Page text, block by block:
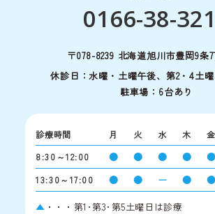
0166-38-
〒078-8239 北海道旭川市豊岡9条
休診日：水曜・土曜午後、第2・4土
駐車場：6台あり
診療時間 月 火 水 木 金
8:30～12:00
● ● ● ● ●
13:30～17:00 ● ● ー ● ●
▲ ・・・第1･第3･第5土曜日は診療